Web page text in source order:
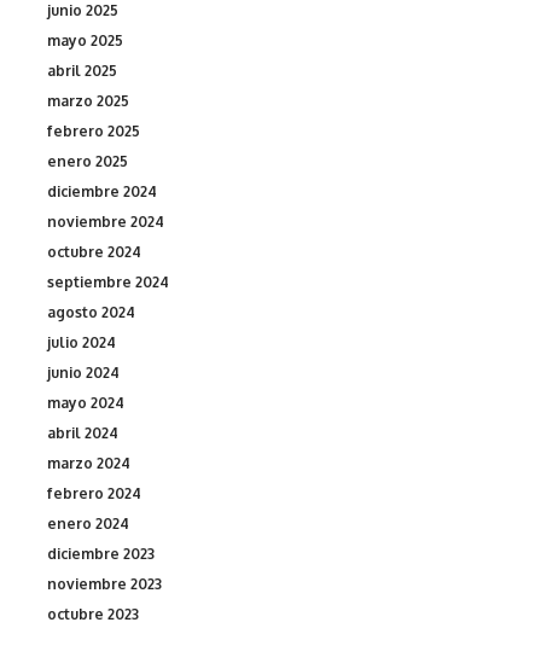
junio 2025
mayo 2025
abril 2025
marzo 2025
febrero 2025
enero 2025
diciembre 2024
noviembre 2024
octubre 2024
septiembre 2024
agosto 2024
julio 2024
junio 2024
mayo 2024
abril 2024
marzo 2024
febrero 2024
enero 2024
diciembre 2023
noviembre 2023
octubre 2023